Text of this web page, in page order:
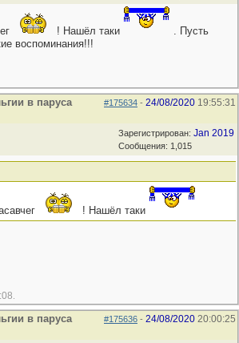
! Нашёл таки
. Пусть
воспоминания!!!
#175634 - 24/08/2020 19:55:31
в паруса
Зарегистрирован: Jan 2019
Сообщения: 1,015
! Нашёл таки
#175636 - 24/08/2020 20:00:25
в паруса